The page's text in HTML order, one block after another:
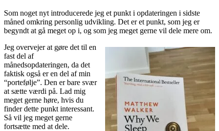
Som noget nyt introducerede jeg et punkt i opdateringen i sidste
måned omkring personlig udvikling. Det er et punkt, som jeg er
begyndt at gå meget op i, og som jeg meget gerne vil dele mere om.
Jeg overvejer at gøre det til en
fast del af
månedsopdateringen, da det
faktisk også er en del af min
“portefølje”. Den er bare svær
at sætte værdi på. Lad mig
meget gerne høre, hvis du
finder dette punkt interessant.
Så vil jeg meget gerne
fortsætte med at dele.